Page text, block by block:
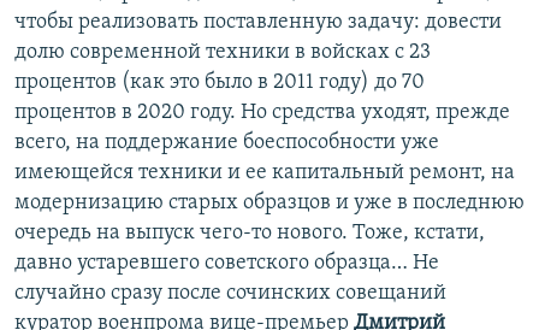
чтобы реализовать поставленную задачу: довести
долю современной техники в войсках с 23
процентов (как это было в 2011 году) до 70
процентов в 2020 году. Но средства уходят, прежде
всего, на поддержание боеспособности уже
имеющейся техники и ее капитальный ремонт, на
модернизацию старых образцов и уже в последнюю
очередь на выпуск чего-то нового. Тоже, кстати,
давно устаревшего советского образца… Не
случайно сразу после сочинских совещаний
куратор военпрома вице-премьер Дмитрий